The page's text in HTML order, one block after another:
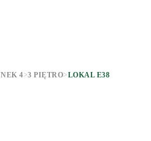
4>3 PIĘTRO>LOKAL E38